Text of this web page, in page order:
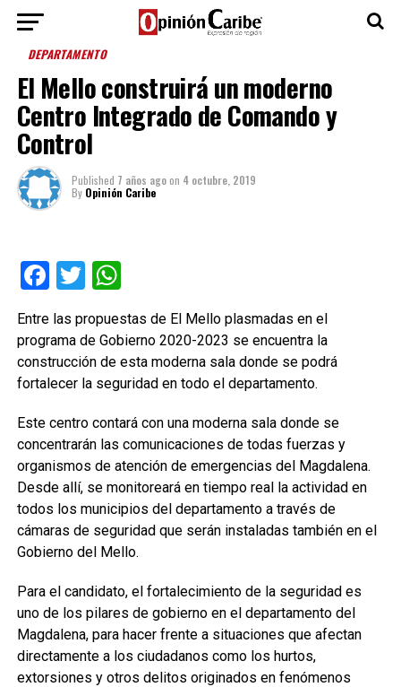
DEPARTAMENTO
El Mello construirá un moderno
Centro Integrado de Comando y
Control
Published 7 años agoon 4 octubre, 2019
By Opinión Caribe
Facebook
TwitterWhatsApp
Entre las propuestas de El Mello plasmadas en el
programa de Gobierno 2020-2023 se encuentra la
construcción de esta moderna sala donde se podrá
fortalecer la seguridad en todo el departamento.
Este centro contará con una moderna sala donde se
concentrarán las comunicaciones de todas fuerzas y
organismos de atención de emergencias del Magdalena.
Desde allí, se monitoreará en tiempo real la actividad en
todos los municipios del departamento a través de
cámaras de seguridad que serán instaladas también en el
Gobierno del Mello.
Para el candidato, el fortalecimiento de la seguridad es
uno de los pilares de gobierno en el departamento del
Magdalena, para hacer frente a situaciones que afectan
directamente a los ciudadanos como los hurtos,
extorsiones y otros delitos originados en fenómenos